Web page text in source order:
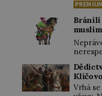
parků.
tratí,
tom
bratři
Bránili
proti
Vrhá